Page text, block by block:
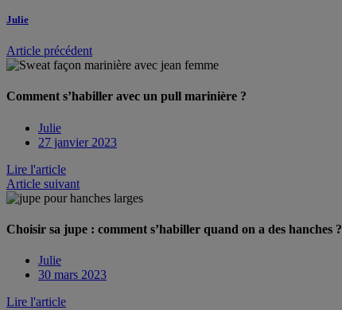
Julie
Article précédent
Comment s’habiller avec un pull marinière ?
Julie
27 janvier 2023
Lire l'article
Article suivant
Choisir sa jupe : comment s’habiller quand on a des hanches ?
Julie
30 mars 2023
Lire l'article